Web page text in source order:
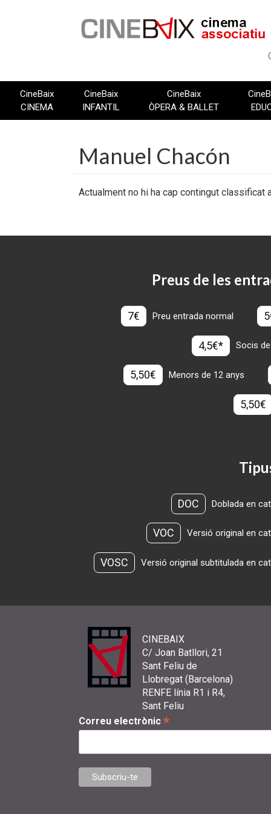
CineBaix
CINEMA
CineBaix
INFANTIL
CineBaix
ÒPERA & BALLET
Manuel Chacón
Actualment no hi ha cap contingut classificat
Preus de les
7€ Preu entrada normal
4,5€* Socis
5,50€ Menors de 12 anys
5,50€
DOC Doblada en
VOC Versió original en
VOSC Versió original subtitulada en
CINEBAIX
C/ Joan Batllori, 21
Sant Feliu de
Llobregat (Barcelona)
RENFE línia R1 i R4,
Sant Feliu
Correu electrònic *